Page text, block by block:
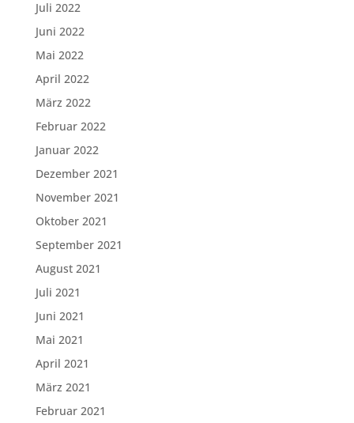
Juli 2022
Juni 2022
Mai 2022
April 2022
März 2022
Februar 2022
Januar 2022
Dezember 2021
November 2021
Oktober 2021
September 2021
August 2021
Juli 2021
Juni 2021
Mai 2021
April 2021
März 2021
Februar 2021